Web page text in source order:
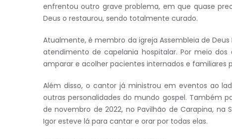
enfrentou outro grave problema, em que quase
Deus o restaurou, sendo totalmente curado.
Atualmente, é membro da igreja Assembleia de
atendimento de capelania hospitalar. Por meio
amparar e acolher pacientes internados e familiares
Além disso, o cantor já ministrou em eventos ao
outras personalidades do mundo gospel. Também
de novembro de 2022, no Pavilhão de Carapina,
Igor esteve lá para cantar e orar por todas elas.